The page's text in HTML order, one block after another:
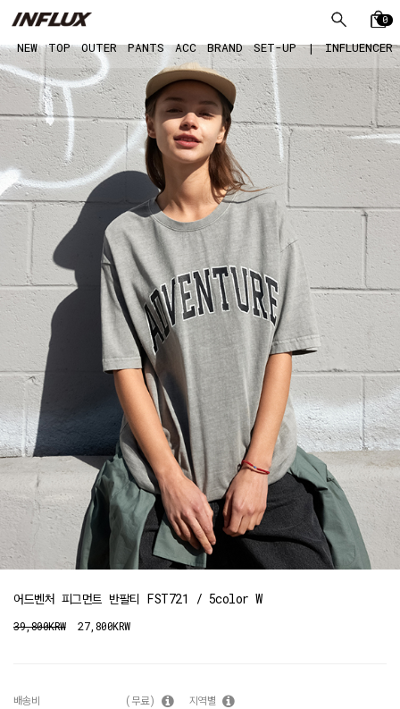
0
NEW TOP OUTER PANTS ACC BRAND SET-UP | INFLUENCER
어드벤처 피그먼트 반팔티 FST721 / 5color W
39,800KRW 27,800KRW
배송비 (무료) 지역별